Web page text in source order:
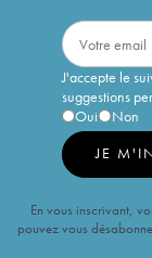
J'accepte le
suggestions
Oui
Non
JE
En vous inscrivant,
pouvez vous